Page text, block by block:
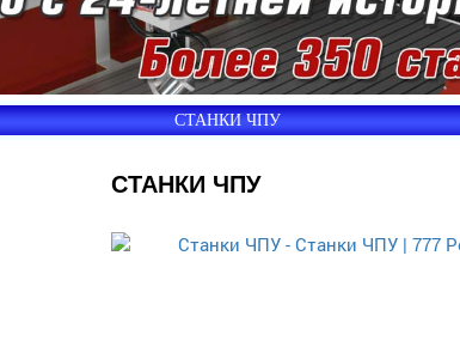
СТАНКИ ЧПУ
СТАНКИ ЧПУ